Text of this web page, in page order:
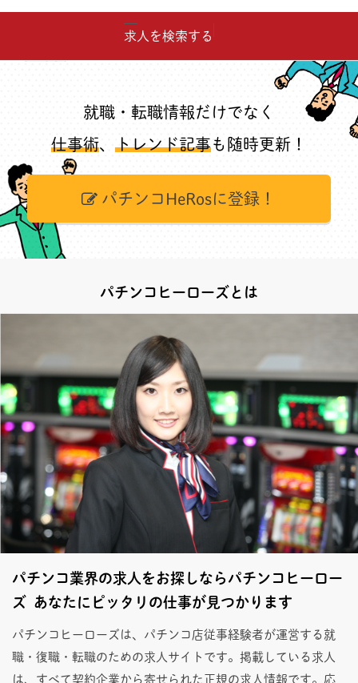
求人を検索する
就職・転職情報だけでなく
仕事術、 トレンド記事も随時更新！
パチンコHeRosに登録！
パチンコヒーローズとは
パチンコ業界の求人をお探しならパチンコヒーロー
ズ あなたにピッタリの仕事が見つかります
パチンコヒーローズは、パチンコ店従事経験者が運営する就
職・復職・転職のための求人サイトです。掲載している求人
は、すべて契約企業から寄せられた正規の求人情報です。応